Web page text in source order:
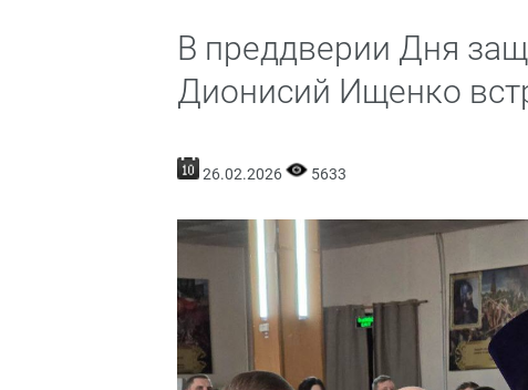
В преддверии Дня
Дионисий Ищенко
26.02.2026 5633